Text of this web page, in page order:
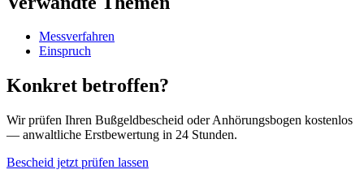
Messverfahren
Einspruch
Konkret betroffen?
Wir prüfen Ihren Bußgeldbescheid oder Anhörungsbogen kostenlos
— anwaltliche Erstbewertung in 24 Stunden.
Bescheid jetzt prüfen lassen